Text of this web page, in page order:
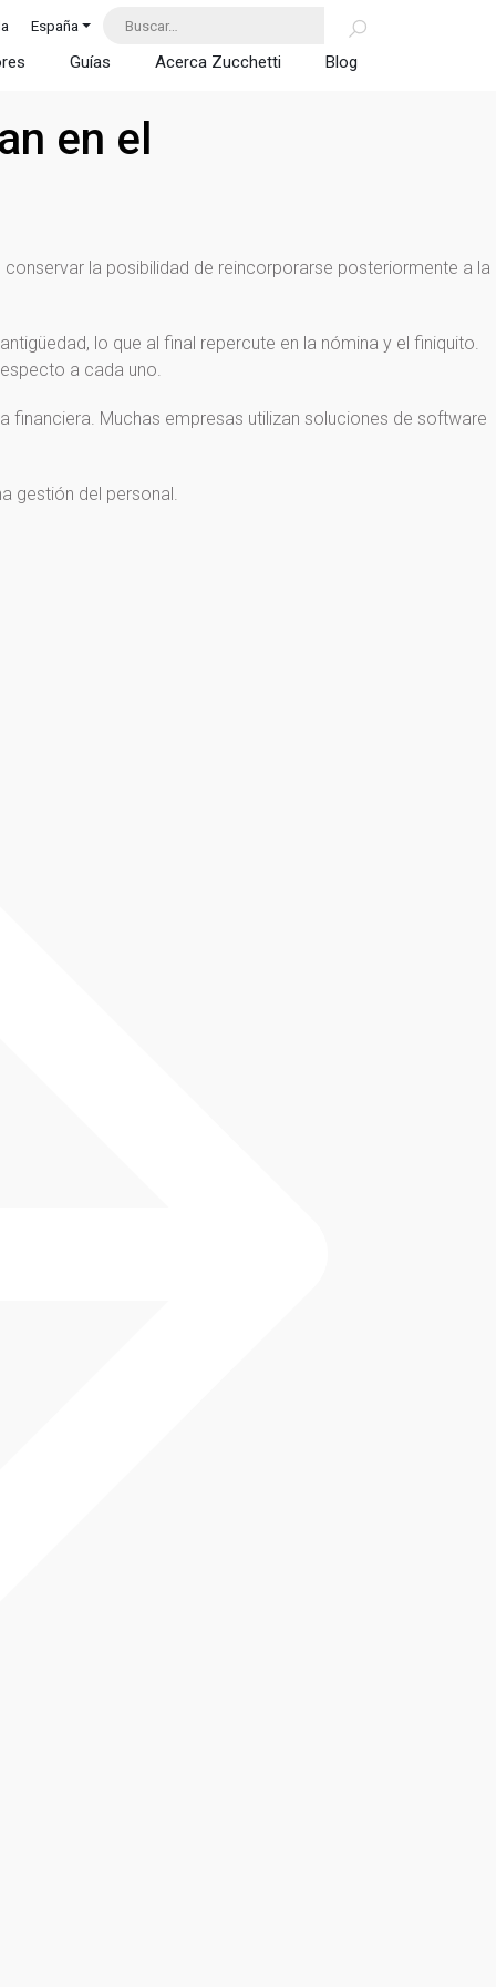
España
Guías Acerca Zucchetti Blog
en el
la posibilidad de reincorporarse posteriormente a la
lo que al final repercute en la nómina y el finiquito.
a cada uno.
Muchas empresas utilizan soluciones de software
gestión del personal.